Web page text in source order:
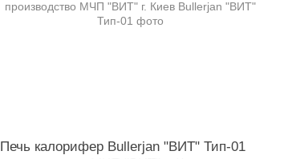
Печь калорифер Bullerjan "ВИТ" Тип-01